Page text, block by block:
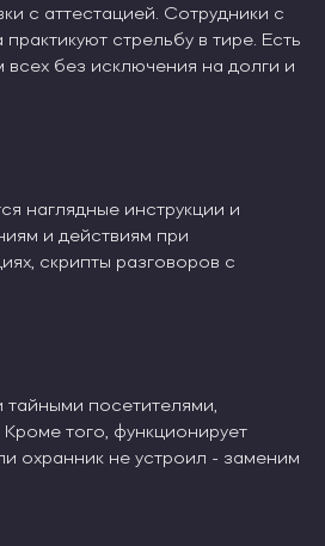
с аттестацией. Сотрудники с
стрельбу в тире. Есть
всех без исключения на долги и
наглядные инструкции и
и действиям при
скрипты разговоров с
тайными посетителями,
того, функционирует
охранник не устроил - заменим